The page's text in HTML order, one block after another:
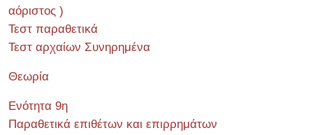
αόριστος )
Τεστ παραθετικά
Τεστ αρχαίων Συνηρημένα
Θεωρία
Ενότητα 9η
Παραθετικά επιθέτων και επιρρημάτων